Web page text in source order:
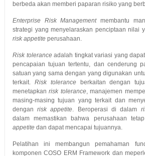
berbeda akan memberi paparan risiko yang
Enterprise Risk Managementmembantu
strategi yang menyelaraskan penciptaan nilai
risk appetiteperusahaan.
Risk toleranceadalah tingkat variasi yang
pencapaian tujuan tertentu, dan cenderung
satuan yang sama dengan yang digunakan
terkait. Risk toleranceberkaitan dengan
menetapkanrisk tolerance, manajemen
masing-masing tujuan yang terkait dan
dengan risk appetite. Beroperasi di dalam
dalam memastikan bahwa perusahaan
appetitedan dapat mencapai tujuannya.
Pelatihan ini membangun pemahaman
komponen COSO ERM Framework dan